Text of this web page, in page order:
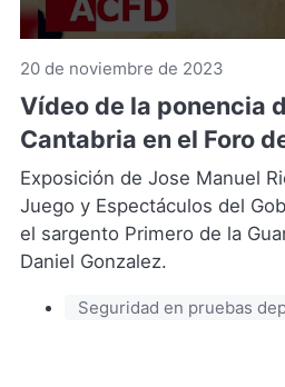
20 de noviembre de 2023
Vídeo de la ponencia
Cantabria en el Foro
Exposición de Jose Manuel
Juego y Espectáculos del
el sargento Primero de la
Daniel Gonzalez.
Seguridad en pruebas